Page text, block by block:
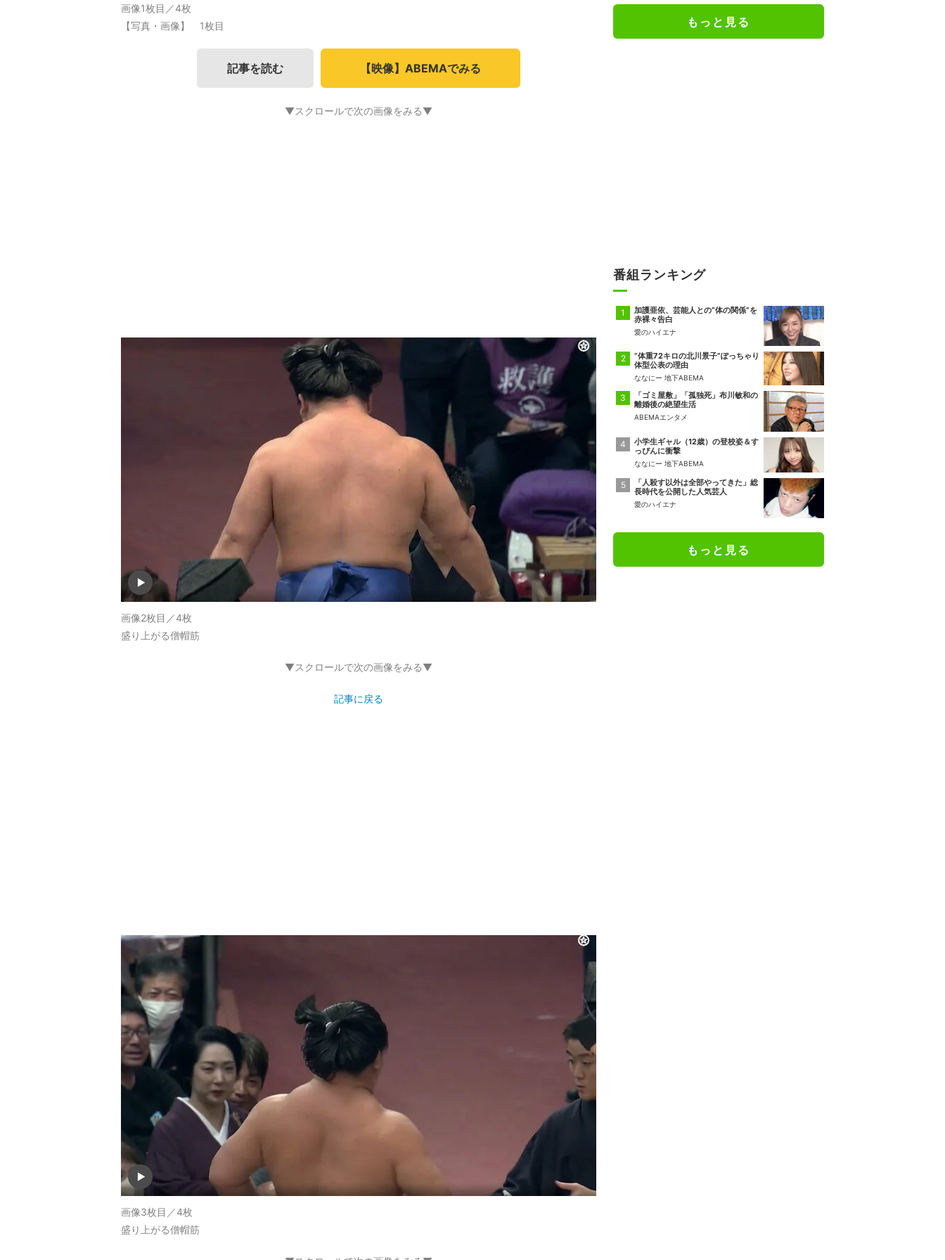
画像1枚目／4枚
【写真・画像】 1枚目
記事を読む 【映像】ABEMAでみる
▼スクロールで次の画像をみる▼
画像2枚目／4枚
盛り上がる僧帽筋
▼スクロールで次の画像をみる▼
記事に戻る
画像3枚目／4枚
盛り上がる僧帽筋
もっと見る
番組ランキング
加護亜依、芸能人との“体の関係”を
赤裸々告白
愛のハイエナ
“体重72キロの北川景子”ぽっちゃり
体型公表の理由
ななにー 地下ABEMA
「ゴミ屋敷」「孤独死」布川敏和の
離婚後の絶望生活
ABEMAエンタメ
小学生ギャル（12歳）の登校姿＆す
っぴんに衝撃
ななにー 地下ABEMA
「人殺す以外は全部やってきた」総
長時代を公開した人気芸人
愛のハイエナ
もっと見る